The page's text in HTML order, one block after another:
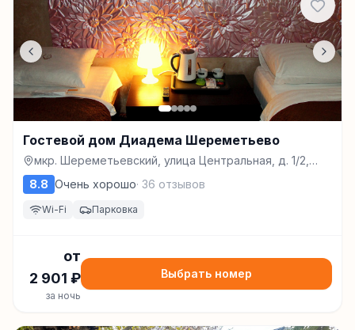
Гостевой дом Диадема Шереметьево
мкр. Шереметьевский, улица Центральная, д. 1/2,
Долгопрудный
8.8 Очень хорошо· 36 отзывов
Wi-Fi Парковка
от
2 901 ₽
за ночь
Выбрать номер